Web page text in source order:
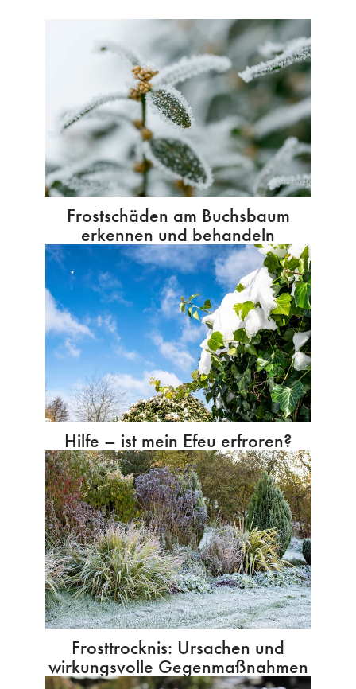
Frostschäden am Buchsbaum
erkennen und behandeln
Hilfe – ist mein Efeu erfroren?
Frosttrocknis: Ursachen und
wirkungsvolle Gegenmaßnahmen